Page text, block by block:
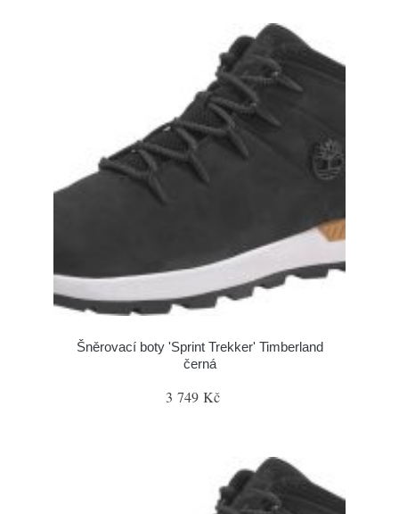
Šněrovací boty 'Sprint Trekker' Timberland
černá
3 749 Kč